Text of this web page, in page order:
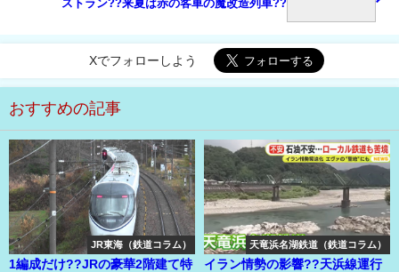
ストラン??来夏は赤の客車の魔改造列車??
Xでフォローしよう
おすすめの記事
JR東海（鉄道コラム）
1編成だけ??JRの豪華2階建て特
天竜浜名湖鉄道（鉄道コラム）
イラン情勢の影響??天浜線運行